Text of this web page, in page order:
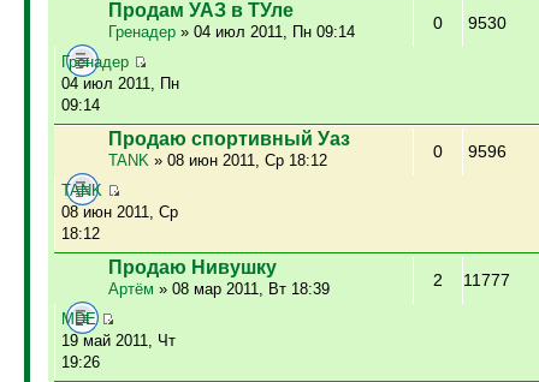
Продам УАЗ в ТУле
Гренадер» 04 июл 2011, Пн 09:14 0 9530
Гренадер
04 июл 2011, Пн
09:14
Продаю спортивный Уаз
TANK» 08 июн 2011, Ср 18:12 0 9596
TANK
08 июн 2011, Ср
18:12
Продаю Нивушку
Артём » 08 мар 2011, Вт 18:39 2 11777
MDE
19 май 2011, Чт
19:26